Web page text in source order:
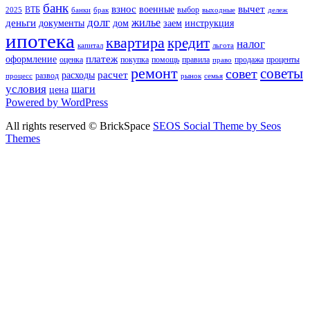
2025 ВТБ банк банки брак взнос военные выбор выходные вычет дележ
деньги документы долг дом жилье заем инструкция
ипотека капитал квартиракредит льгота налог
оформление оценка платеж покупка помощь правила право продажа проценты
процесс развод расходы расчет ремонт рынок семья советсоветы
условия цена шаги
Powered by WordPress
All rights reserved © BrickSpace SEOS Social Theme by Seos
Themes